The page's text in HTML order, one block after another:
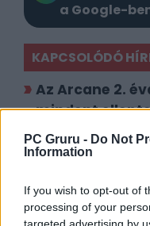
PC Gruru - Do Not
Information
If you wish to opt-out of
processing of your
targeted advertising by
a Google-
KAPCSOLÓDÓ
Az Arcane 2.
mindent
Rengeteg
Arcane 2.
LEGFRISSEBB VIDEÓNK